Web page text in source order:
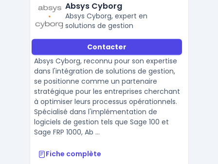
Absys Cyborg
Absys Cyborg, expert en
solutions de gestion
Contacter
Absys Cyborg, reconnu pour son expertise
dans l'intégration de solutions de gestion,
se positionne comme un partenaire
stratégique pour les entreprises cherchant
à optimiser leurs processus opérationnels.
Spécialisé dans l'implémentation de
logiciels de gestion tels que Sage 100 et
Sage FRP 1000, Ab ...
Fiche complète